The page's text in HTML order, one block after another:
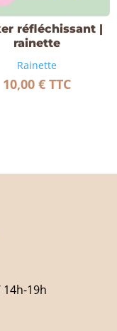
réfléchissant |
rainette
Rainette
10,00€ TTC
19h